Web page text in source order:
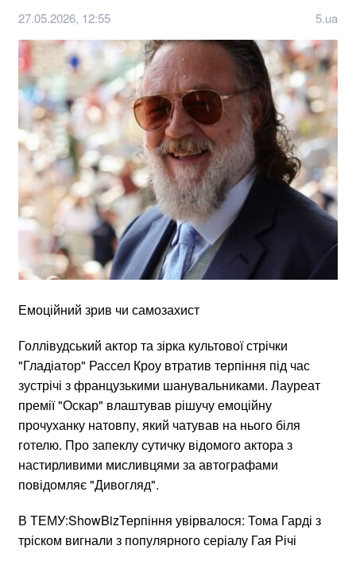
27.05.2026, 12:55 5.ua
Емоційний зрив чи самозахист
Голлівудський актор та зірка культової стрічки
"Гладіатор" Рассел Кроу втратив терпіння під час
зустрічі з французькими шанувальниками. Лауреат
премії "Оскар" влаштував рішучу емоційну
прочуханку натовпу, який чатував на нього біля
готелю. Про запеклу сутичку відомого актора з
настирливими мисливцями за автографами
повідомляє "Дивогляд".
В ТЕМУ:ShowBizТерпіння увірвалося: Тома Гарді з
тріском вигнали з популярного серіалу Гая Річі